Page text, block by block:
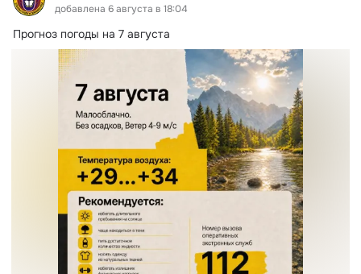
добавлена 6 августа в 18:04
Прогноз погоды на 7 августа